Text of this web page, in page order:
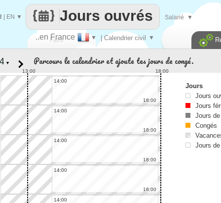
Faire
..en France ▼ | Calendrier civil ▼
Jours ouvrés
EN ▼ Salarié ▼
▼ Parcours le calendrier et ajoute tes jours de congé.
13:00
18:00
14:00
18:00
14:00
18:00
14:00
18:00
14:00
18:00
14:00
Jours
Jours
Jours
Jours
Congés
Jours